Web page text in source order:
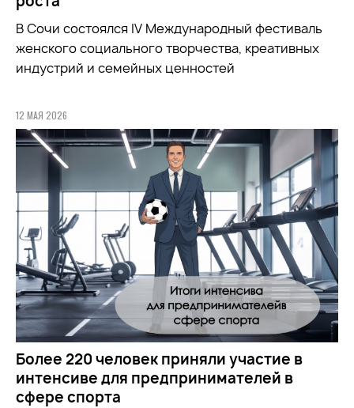
В Сочи состоялся IV Международный фестиваль
женского социального творчества, креативных
индустрий и семейных ценностей
12 МАЯ 2026
Более 220 человек приняли участие в
интенсиве для предпринимателей в
сфере спорта